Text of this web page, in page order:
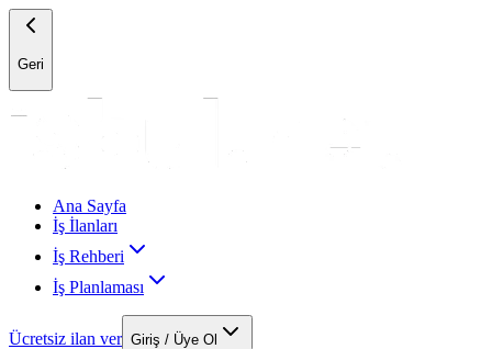
Geri
Ana Sayfa
İş İlanları
İş Rehberi
İş Planlaması
Ücretsiz ilan ver Giriş / Üye Ol